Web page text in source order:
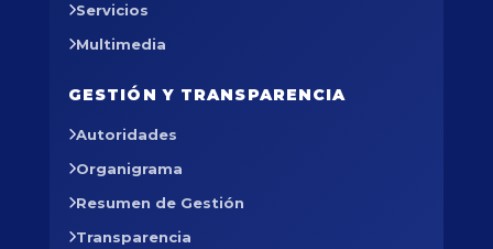
Servicios
Multimedia
GESTIÓN Y TRANSPARENCIA
Autoridades
Organigrama
Resumen de Gestión
Transparencia